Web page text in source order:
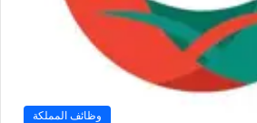
وظائف المملكة